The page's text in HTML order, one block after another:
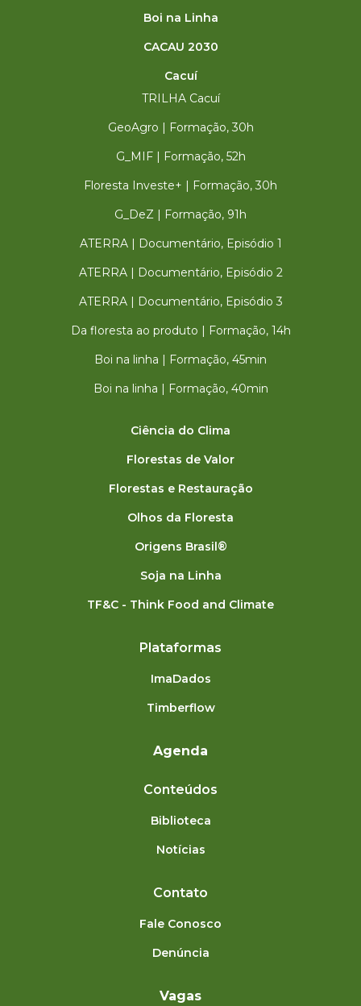
Boi na Linha
CACAU 2030
Cacuí
TRILHA Cacuí
GeoAgro | Formação, 30h
G_MIF | Formação, 52h
Floresta Investe+ | Formação, 30h
G_DeZ | Formação, 91h
ATERRA | Documentário, Episódio 1
ATERRA | Documentário, Episódio 2
ATERRA | Documentário, Episódio 3
Da floresta ao produto | Formação, 14h
Boi na linha | Formação, 45min
Boi na linha | Formação, 40min
Ciência do Clima
Florestas de Valor
Florestas e Restauração
Olhos da Floresta
Origens Brasil®
Soja na Linha
TF&C - Think Food and Climate
Plataformas
ImaDados
Timberflow
Agenda
Conteúdos
Biblioteca
Notícias
Contato
Fale Conosco
Denúncia
Vagas